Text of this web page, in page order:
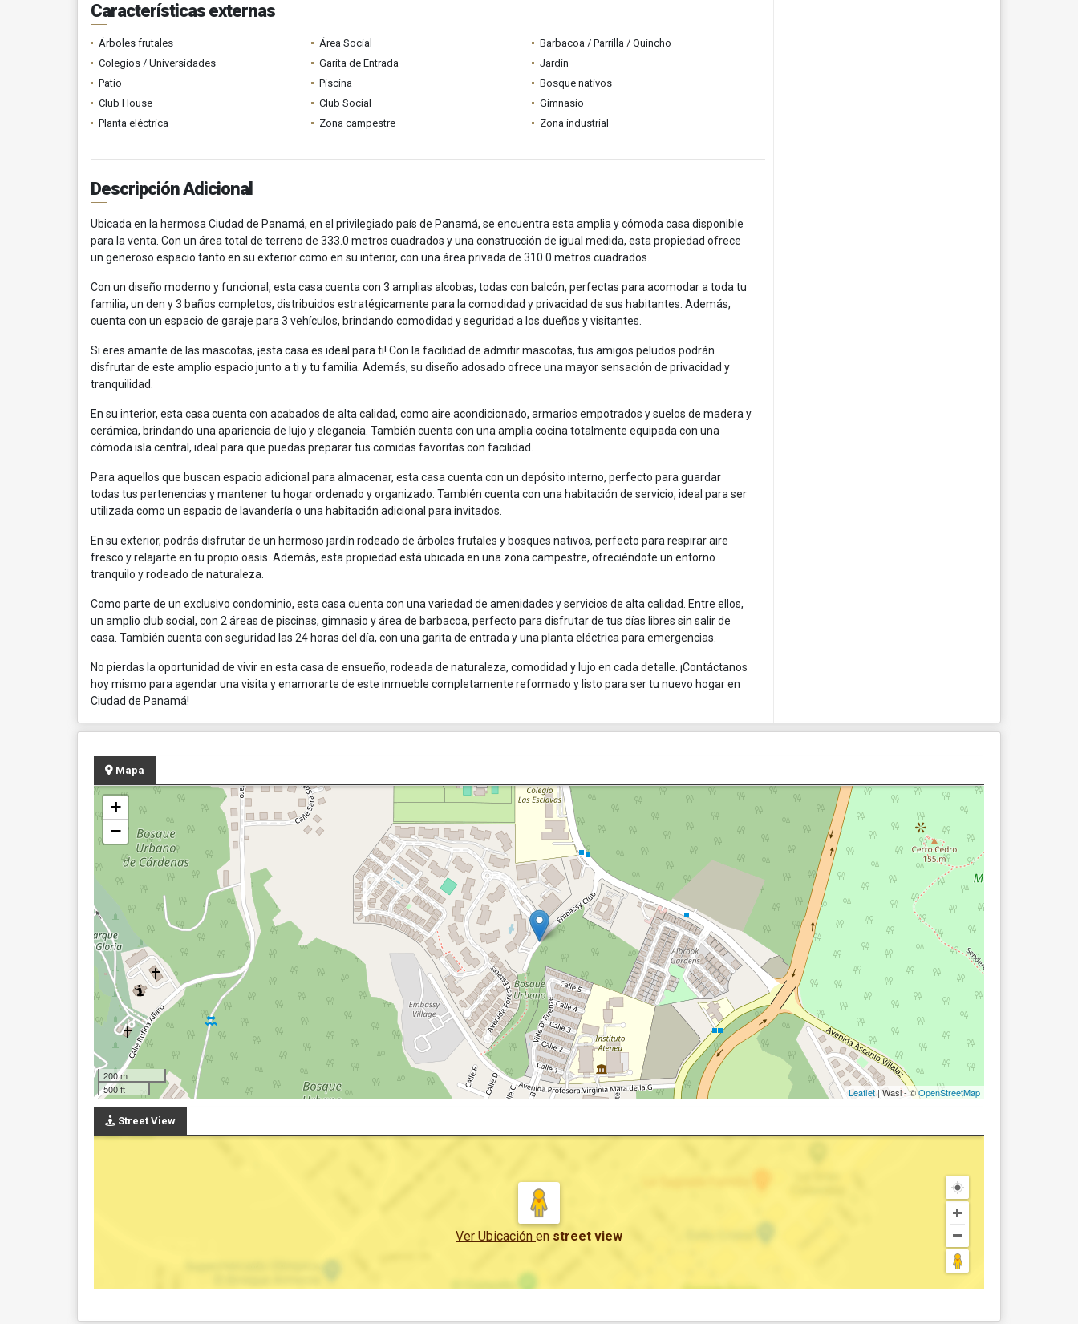
Características externas
Árboles frutales Área Social
Barbacoa / Parrilla / Quincho
Colegios / Universidades
Garita de Entrada
Jardín
Patio
Piscina
Bosque nativos
Club House
Club Social
Gimnasio
Planta eléctrica
Zona campestre Zona industrial
Descripción Adicional
Ubicada en la hermosa Ciudad de Panamá, en el privilegiado país de Panamá, se encuentra esta amplia y cómoda casa disponible
para la venta. Con un área total de terreno de 333.0 metros cuadrados y una construcción de igual medida, esta propiedad ofrece
un generoso espacio tanto en su exterior como en su interior, con una área privada de 310.0 metros cuadrados.
Con un diseño moderno y funcional, esta casa cuenta con 3 amplias alcobas, todas con balcón, perfectas para acomodar a toda tu
familia, un den y 3 baños completos, distribuidos estratégicamente para la comodidad y privacidad de sus habitantes. Además,
cuenta con un espacio de garaje para 3 vehículos, brindando comodidad y seguridad a los dueños y visitantes.
Si eres amante de las mascotas, ¡esta casa es ideal para ti! Con la facilidad de admitir mascotas, tus amigos peludos podrán
disfrutar de este amplio espacio junto a ti y tu familia. Además, su diseño adosado ofrece una mayor sensación de privacidad y
tranquilidad.
En su interior, esta casa cuenta con acabados de alta calidad, como aire acondicionado, armarios empotrados y suelos de madera y
cerámica, brindando una apariencia de lujo y elegancia. También cuenta con una amplia cocina totalmente equipada con una
cómoda isla central, ideal para que puedas preparar tus comidas favoritas con facilidad.
Para aquellos que buscan espacio adicional para almacenar, esta casa cuenta con un depósito interno, perfecto para guardar
todas tus pertenencias y mantener tu hogar ordenado y organizado. También cuenta con una habitación de servicio, ideal para ser
utilizada como un espacio de lavandería o una habitación adicional para invitados.
En su exterior, podrás disfrutar de un hermoso jardín rodeado de árboles frutales y bosques nativos, perfecto para respirar aire
fresco y relajarte en tu propio oasis. Además, esta propiedad está ubicada en una zona campestre, ofreciéndote un entorno
tranquilo y rodeado de naturaleza.
Como parte de un exclusivo condominio, esta casa cuenta con una variedad de amenidades y servicios de alta calidad. Entre ellos,
un amplio club social, con 2 áreas de piscinas, gimnasio y área de barbacoa, perfecto para disfrutar de tus días libres sin salir de
casa. También cuenta con seguridad las 24 horas del día, con una garita de entrada y una planta eléctrica para emergencias.
No pierdas la oportunidad de vivir en esta casa de ensueño, rodeada de naturaleza, comodidad y lujo en cada detalle. ¡Contáctanos
hoy mismo para agendar una visita y enamorarte de este inmueble completamente reformado y listo para ser tu nuevo hogar en
Ciudad de Panamá!
Mapa
+
−
200 m
500 ft
Leaflet| Wasi - ©OpenStreetMap
Street View
Ver Ubicación en street view